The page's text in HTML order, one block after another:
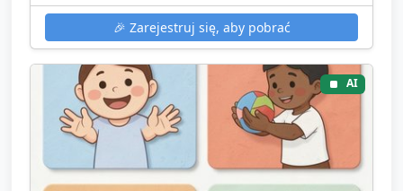
🎉 Zarejestruj się, aby pobrać
AI